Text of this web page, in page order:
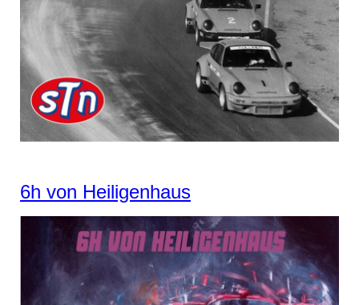
6h von Heiligenhaus